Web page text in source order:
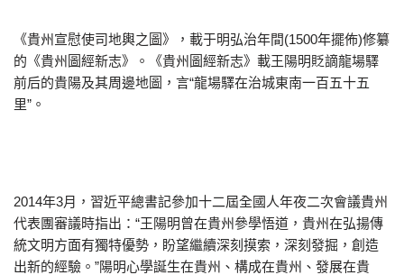
《貴州宣慰使司地輿之圖》，載于明弘治年間(1500年擺佈)修纂
的《貴州圖經新志》。《貴州圖經新志》載王陽明貶謫龍場驛
前后的貴陽及其周邊地圖，言“龍場驛在治城東南一百五十五
里”。
2014年3月，習近平總書記參加十二屆全國人年夜二次會議貴州
代表團審議時指出：“王陽明曾在貴州參學悟道，貴州在弘揚傳
統文明方面有獨特優勢，盼望繼續深刻摸索，深刻發掘，創造
出新的經驗。”陽明心學誕生在貴州、構成在貴州、發展在貴